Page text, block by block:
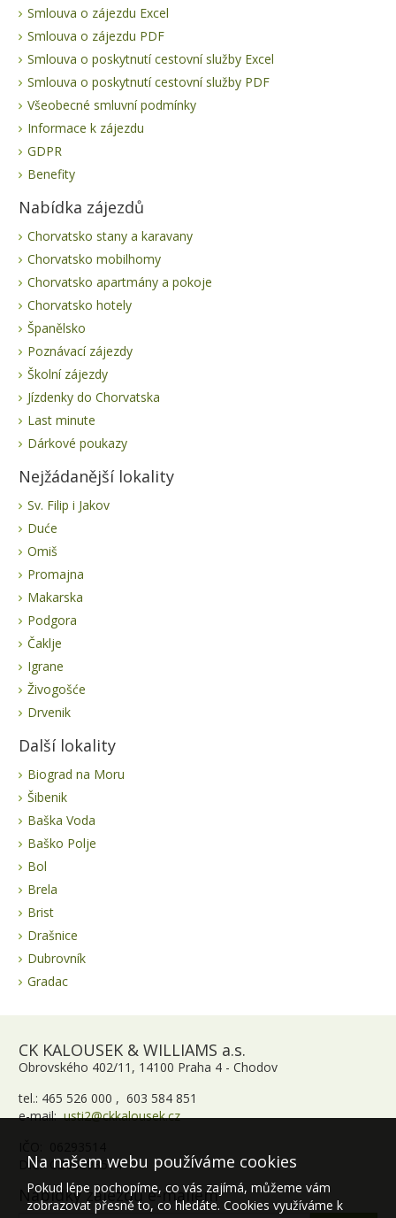
Smlouva o zájezdu Excel
Smlouva o zájezdu PDF
Smlouva o poskytnutí cestovní služby Excel
Smlouva o poskytnutí cestovní služby PDF
Všeobecné smluvní podmínky
Informace k zájezdu
GDPR
Benefity
Nabídka zájezdů
Chorvatsko stany a karavany
Chorvatsko mobilhomy
Chorvatsko apartmány a pokoje
Chorvatsko hotely
Španělsko
Poznávací zájezdy
Školní zájezdy
Jízdenky do Chorvatska
Last minute
Dárkové poukazy
Nejžádanější lokality
Sv. Filip i Jakov
Duće
Omiš
Promajna
Makarska
Podgora
Čaklje
Igrane
Živogošće
Drvenik
Další lokality
Biograd na Moru
Šibenik
Baška Voda
Baško Polje
Bol
Brela
Brist
Drašnice
Dubrovník
Gradac
CK KALOUSEK & WILLIAMS a.s.
Obrovského 402/11, 14100 Praha 4 - Chodov
tel.: 465 526 000 , 603 584 851
e-mail:usti2@ckkalousek.cz
DIČ: CZ06293514
Nabídky zájezdů e-mailem
Na našem webu používáme cookies
Pokud lépe pochopíme, co vás zajímá, můžeme vám
zobrazovat přesně to, co hledáte. Cookies využíváme k